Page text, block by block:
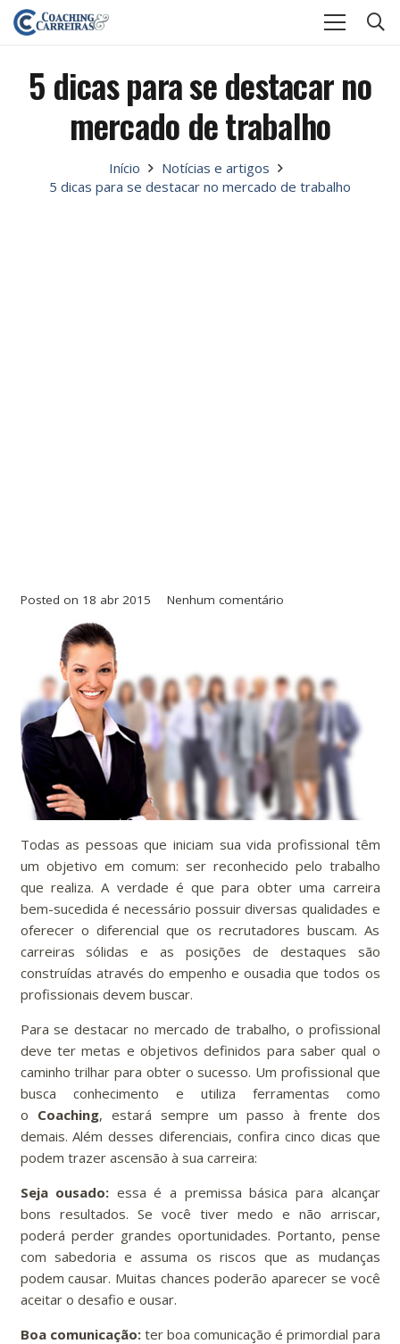
5 dicas para se destacar no
mercado de trabalho
Início
Notícias e artigos
5 dicas para se destacar no mercado de trabalho
Posted on 18 abr 2015 Nenhum comentário
Todas as pessoas que iniciam sua vida profissional têm
um objetivo em comum: ser reconhecido pelo trabalho
que realiza. A verdade é que para obter uma carreira
bem-sucedida é necessário possuir diversas qualidades e
oferecer o diferencial que os recrutadores buscam. As
carreiras sólidas e as posições de destaques são
construídas através do empenho e ousadia que todos os
profissionais devem buscar.
Para se destacar no mercado de trabalho, o profissional
deve ter metas e objetivos definidos para saber qual o
caminho trilhar para obter o sucesso. Um profissional que
busca conhecimento e utiliza ferramentas como
o Coaching, estará sempre um passo à frente dos
demais. Além desses diferenciais, confira cinco dicas que
podem trazer ascensão à sua carreira:
Seja ousado: essa é a premissa básica para alcançar
bons resultados. Se você tiver medo e não arriscar,
poderá perder grandes oportunidades. Portanto, pense
com sabedoria e assuma os riscos que as mudanças
podem causar. Muitas chances poderão aparecer se você
aceitar o desafio e ousar.
Boa comunicação: ter boa comunicação é primordial para